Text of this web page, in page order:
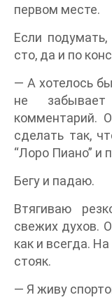
первом месте.
Если
сто, да и по
— А хотелось
не
комментарий.
сделать так,
“Лоро Пиано” и
Бегу и падаю.
Втягиваю
свежих духов.
как и всегда.
стояк.
— Я живу